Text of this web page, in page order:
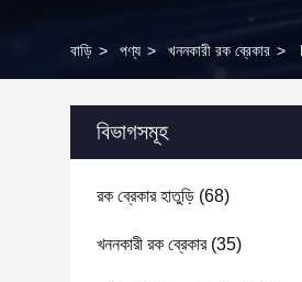
বাড়ি > পণ্য > খননকারী রক ব্রেকার >
বিভাগসমূহ
রক ব্রেকার হাতুড়ি (68)
খননকারী রক ব্রেকার(35)